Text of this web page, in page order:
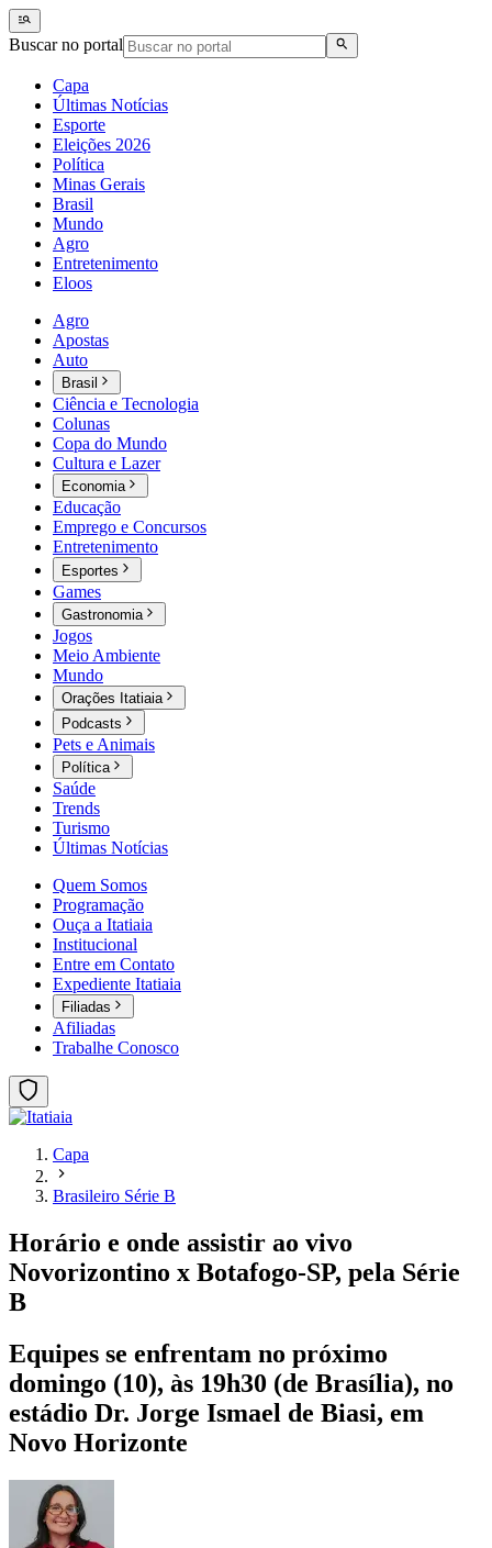
Buscar no portal
Capa
Últimas Notícias
Esporte
Eleições 2026
Política
Minas Gerais
Brasil
Mundo
Agro
Entretenimento
Eloos
Agro
Apostas
Auto
Brasil
Ciência e Tecnologia
Colunas
Copa do Mundo
Cultura e Lazer
Economia
Educação
Emprego e Concursos
Entretenimento
Esportes
Games
Gastronomia
Jogos
Meio Ambiente
Mundo
Orações Itatiaia
Podcasts
Pets e Animais
Política
Saúde
Trends
Turismo
Últimas Notícias
Quem Somos
Programação
Ouça a Itatiaia
Institucional
Entre em Contato
Expediente Itatiaia
Filiadas
Afiliadas
Trabalhe Conosco
Capa
Brasileiro Série B
Horário e onde assistir ao vivo
Novorizontino x Botafogo-SP, pela Série
B
Equipes se enfrentam no próximo
domingo (10), às 19h30 (de Brasília), no
estádio Dr. Jorge Ismael de Biasi, em
Novo Horizonte